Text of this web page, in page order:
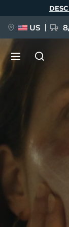
US
FAQ™ Pure
BREAKING
issa™
Français
Polski